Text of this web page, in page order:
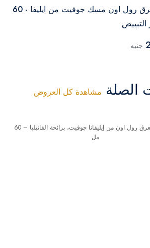
مزيل العرق رول اون مسك جوفيت من ايليفا - 60
التبييض
جنيه
الصلة مشاهدة كل العروض